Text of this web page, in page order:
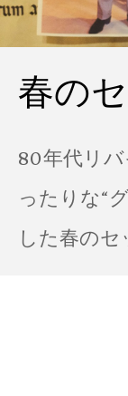
春の
80年代リ
ったりな“
した春のセ